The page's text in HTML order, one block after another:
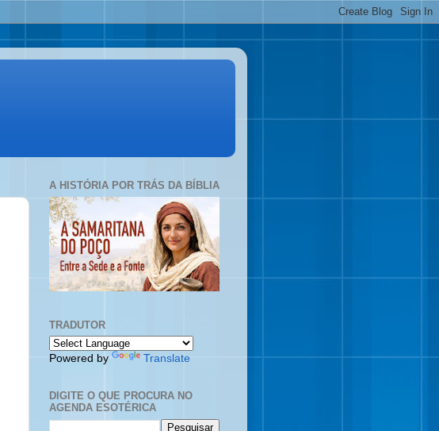
A HISTÓRIA POR TRÁS DA BÍBLIA
TRADUTOR
Powered by Translate
DIGITE O QUE PROCURA NO
AGENDA ESOTÉRICA